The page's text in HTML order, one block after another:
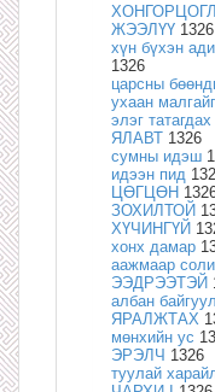
ЖЭЭЛҮҮ 1326
хүн бүхэн
1326
царсны
ухаан
элэг татагдах
ЯЛАВТ 1326
сумны идэш
идээн пид
ЦӨГЦӨН
ЗОХИЛТОЙ
ХҮЧИНГҮЙ
хонх дамар
аажмаар
ЭЭДРЭЭТЭЙ
албан
ЯРАЛЖТАХ
мөнхийн ус
ЭРЭЛЧ 1326
туулай